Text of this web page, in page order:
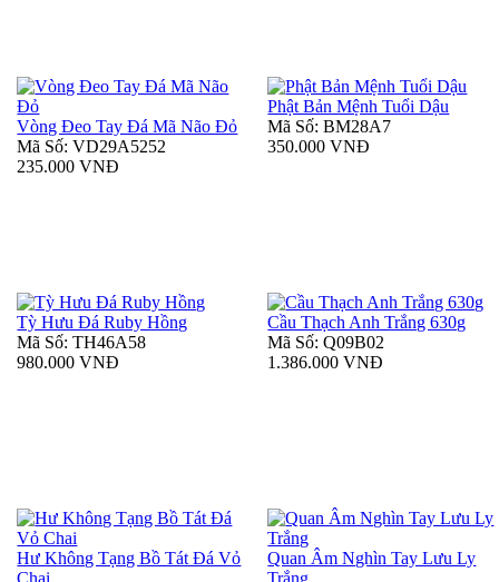
Vòng Đeo Tay Đá Mã Não Đỏ
Mã Số: VD29A5252
235.000 VNĐ
Phật Bản Mệnh Tuổi Dậu
Mã Số: BM28A7
350.000 VNĐ
Tỳ Hưu Đá Ruby Hồng
Mã Số: TH46A58
980.000 VNĐ
Cầu Thạch Anh Trắng 630g
Mã Số: Q09B02
1.386.000 VNĐ
Hư Không Tạng Bồ Tát Đá Vỏ
Chai
Quan Âm Nghìn Tay Lưu Ly
Trắng